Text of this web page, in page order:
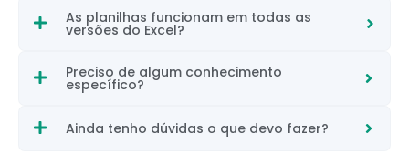
As planilhas funcionam em todas as
versões do Excel?
Preciso de algum conhecimento
específico?
Ainda tenho dúvidas o que devo fazer?